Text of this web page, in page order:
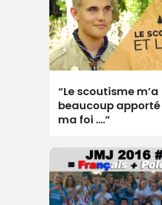
“Le scoutisme m’a
beaucoup
ma foi ….”